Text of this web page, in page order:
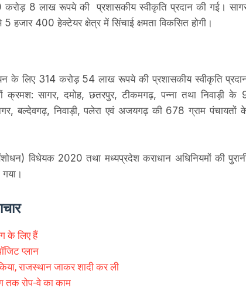
करोड़ 8 लाख रूपये की प्रशासकीय स्वीकृति प्रदान की गई।
400 हेक्टेयर क्षेत्र में सिंचाई क्षमता विकसित होगी।
के लिए 314 करोड़ 54 लाख रूपये की प्रशासकीय स्वीकृति
सागर, दमोह, छतरपुर, टीकमगढ़, पन्ना तथा निवाड़ी के
बल्देवगढ़, निवाड़ी, पलेरा एवं अजयगढ़ की 678 ग्राम पंचायतों
विधेयक 2020 तथा मध्यप्रदेश कराधान अधिनियमों की
के लिए हैं
प्लान
राजस्थान जाकर शादी कर ली
तक रोप-वे का काम